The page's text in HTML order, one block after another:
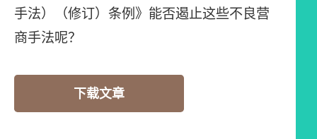
手法）（修订）条例》能否遏止这些不良营
商手法呢？
下载文章